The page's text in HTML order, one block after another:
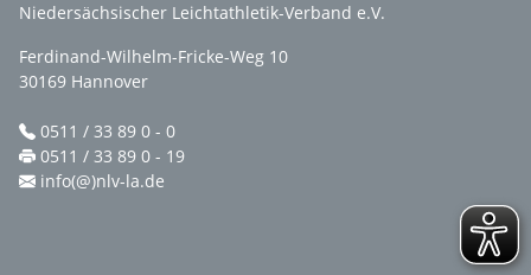
Niedersächsischer Leichtathletik-Verband e.V.
Ferdinand-Wilhelm-Fricke-Weg 10
30169 Hannover
0511 / 33 89 0 - 0
0511 / 33 89 0 - 19
info(@)nlv-la.de